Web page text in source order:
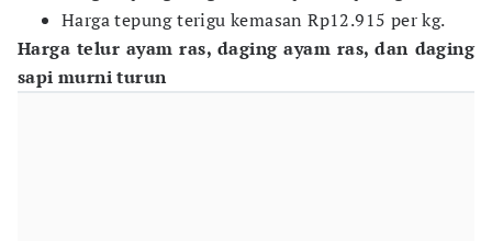
Harga tepung terigu kemasan Rp12.915 per kg.
Harga telur ayam ras, daging ayam ras, dan daging
sapi murni turun